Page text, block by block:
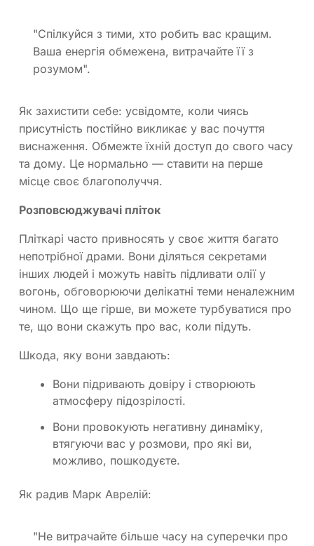
"Спілкуйся з тими, хто робить вас кращим.
Ваша енергія обмежена, витрачайте її з
розумом".
Як захистити себе: усвідомте, коли чиясь
присутність постійно викликає у вас почуття
виснаження. Обмежте їхній доступ до свого часу
та дому. Це нормально — ставити на перше
місце своє благополуччя.
Розповсюджувачі пліток
Пліткарі часто привносять у своє життя багато
непотрібної драми. Вони діляться секретами
інших людей і можуть навіть підливати олії у
вогонь, обговорюючи делікатні теми неналежним
чином. Що ще гірше, ви можете турбуватися про
те, що вони скажуть про вас, коли підуть.
Шкода, яку вони завдають:
Вони підривають довіру і створюють
атмосферу підозрілості.
Вони провокують негативну динаміку,
втягуючи вас у розмови, про які ви,
можливо, пошкодуєте.
Як радив Марк Аврелій:
"Не витрачайте більше часу на суперечки про